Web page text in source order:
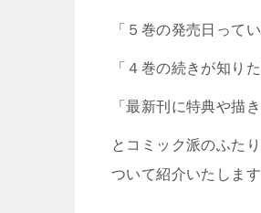
「５巻の発売日ってい
「４巻の続きが知りた
「最新刊に特典や描
とコミック派のふた
ついて紹介いたします